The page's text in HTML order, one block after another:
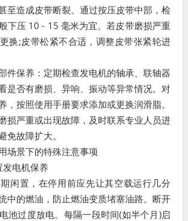
至造成皮带断裂。通过按压皮带中部，检
下压 10 - 15 毫米为宜。若皮带磨损严重
换;皮带松紧不合适，调整皮带张紧轮进
保养：定期检查发电机的轴承、联轴器
是否有磨损、异响、振动等异常情况。对
，按照使用手册要求添加或更换润滑脂。
损严重或出现故障，及时联系专业人员进
免故障扩大。​
景下的特殊注意事项​
电机保养​
置，在停用前应先让其空载运行几分
中的燃油，防止燃油变质堵塞油路。断开
池过度放电。每隔一段时间(如半个月)启